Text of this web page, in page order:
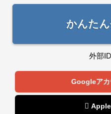
かんた
外部
Googleアカ
